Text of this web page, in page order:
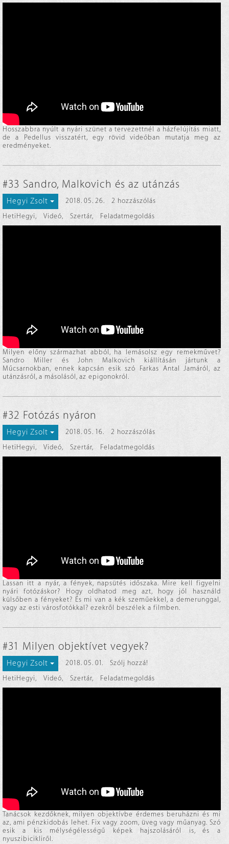
Hosszabbra nyúlt a nyári szünet a tervezettnél a házfelújítás miatt,
de a Pedellus visszatért, egy rövid videóban mutatja meg az
eredményeket.
#33 Sandro, Malkovich és az utánzás
Hegyi Zsolt 2018. 05. 26.
2 hozzászólás
HetiHegyi , Videó, Szertár, Feladatmegoldás
Milyen előny származhat abból, ha lemásolsz egy remekművet?
Sandro Miller és John Malkovich kiállításán jártunk a
Műcsarnokban, ennek kapcsán esik szó Farkas Antal Jamáról, az
utánzásról, a másolásól, az epigonokról.
#32 Fotózás nyáron
Hegyi Zsolt 2018. 05. 16.
2 hozzászólás
HetiHegyi , Videó, Szertár, Feladatmegoldás
Lassan itt a nyár, a fények, napsütés időszaka. Mire kell figyelni
nyári fotózáskor? Hogy oldhatod meg azt, hogy jól használd
külsőben a fényeket? És mi van a kék szeműekkel, a demerunggal,
vagy az esti városfotókkal? ezekről beszélek a filmben.
#31 Milyen objektívet vegyek?
Hegyi Zsolt 2018. 05. 01.
Szólj hozzá!
HetiHegyi , Videó, Szertár, Feladatmegoldás
Tanácsok kezdőknek, milyen objektívbe érdemes beruházni és mi
az, ami pénzkidobás lehet. Fix vagy zoom, üveg vagy műanyag. Szó
esik a kis mélységélességű képek hajszolásáról is, és a
nyuszibicikliről.